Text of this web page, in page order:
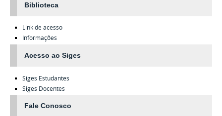
Biblioteca
Link de acesso
Informações
Acesso ao Siges
Siges Estudantes
Siges Docentes
Fale Conosco